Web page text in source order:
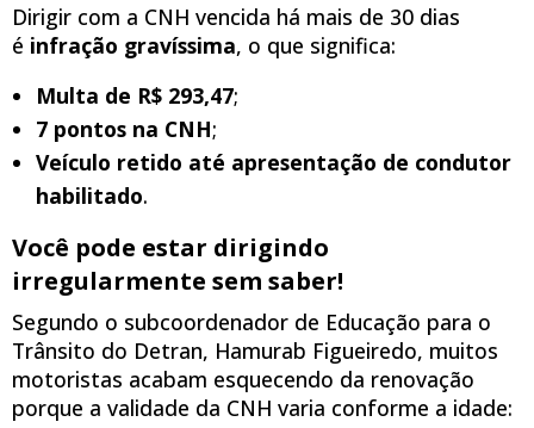
Dirigir com a CNH vencida há mais de 30 dias
é infração gravíssima, o que significa:
Multa de R$ 293,47;
7 pontos na CNH;
Veículo retido até apresentação de condutor
habilitado.
Você pode estar dirigindo
irregularmente sem saber!
Segundo o subcoordenador de Educação para o
Trânsito do Detran, Hamurab Figueiredo, muitos
motoristas acabam esquecendo da renovação
porque a validade da CNH varia conforme a idade: